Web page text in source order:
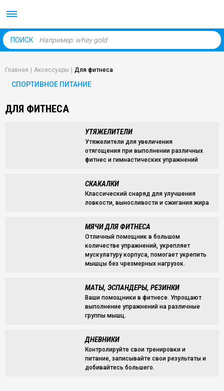
ПОИСК
Главная Аксессуары Для фитнеса
СПОРТИВНОЕ ПИТАНИЕ
ДЛЯ ФИТНЕСА
УТЯЖЕЛИТЕЛИ
Утяжелители для увеличения
отягощения при выполнении различных
фитнес и гимнастических упражнений
СКАКАЛКИ
Классический снаряд для улучшения
ловкости, выносливости и сжигания жира
МЯЧИ ДЛЯ ФИТНЕСА
Отличный помощник в большом
количестве упражнений, укрепляет
мускулатуру корпуса, помогает укрепить
мышцы без чрезмерных нагрузок.
МАТЫ, ЭСПАНДЕРЫ, РЕЗИНКИ
Ваши помощники в фитнесе. Упрощают
выполнение упражнений на различные
группы мышц.
ДНЕВНИКИ
Контролируйте свои тренировки и
питание, записывайте свои результаты и
добивайтесь большего.